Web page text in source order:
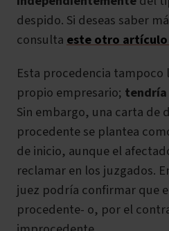
despido. Si deseas saber
consulta este otro
Esta procedencia
propio empresario; tendría
Sin embargo, una carta de
procedente se plantea
de inicio, aunque el
reclamar en los juzgados.
juez podría confirmar que
procedente- o, por el